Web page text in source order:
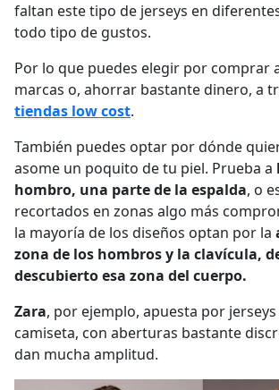
faltan este tipo de jerseys en
todo tipo de gustos.
Por lo que puedes elegir por comprar
marcas o, ahorrar bastante dinero, a
tiendas low cost.
También puedes optar por dónde
asome un poquito de tu piel. Prueba a
hombro, una parte de la espalda, o
recortados en zonas algo más
la mayoría de los diseños optan por la
zona de los hombros y la clavícula,
descubierto esa zona del cuerpo.
Zara, por ejemplo, apuesta por
camiseta, con aberturas bastante
dan mucha amplitud.